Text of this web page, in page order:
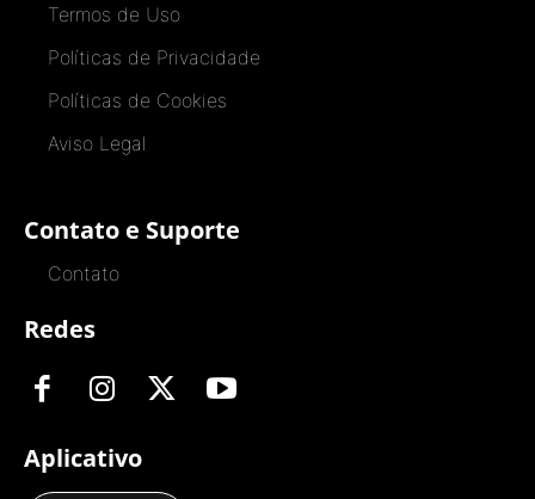
Termos de Uso
Políticas de Privacidade
Políticas de Cookies
Aviso Legal
Contato e Suporte
Contato
Redes
Aplicativo